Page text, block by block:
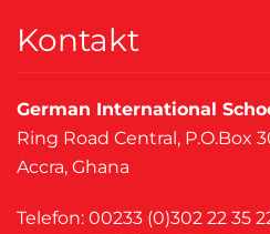
Kontakt
German International
Ring Road Central, P.O.Box
Accra, Ghana
Telefon: 00233 (0)302 22 35